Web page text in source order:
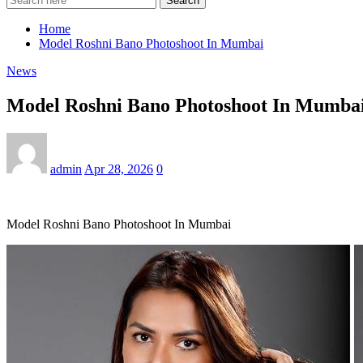
Home
Model Roshni Bano Photoshoot In Mumbai
News
Model Roshni Bano Photoshoot In
admin Apr 28, 2026 0
Model Roshni Bano Photoshoot In Mumbai